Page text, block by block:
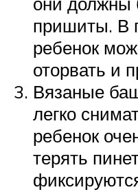
пришиты. В
ребенок
оторвать и
Вязаные
легко
ребенок
терять